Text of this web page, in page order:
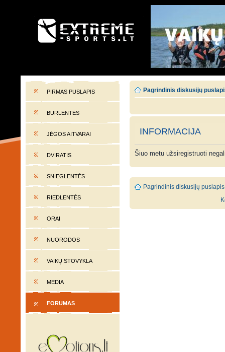
EXTREME-SPORTS.LT
PIRMAS PUSLAPIS
BURLENTĖS
JĖGOS AITVARAI
DVIRATIS
SNIEGLENTĖS
RIEDLENTĖS
ORAI
NUORODOS
VAIKŲ STOVYKLA
MEDIA
FORUMAS
Pagrindinis diskusijų
INFORMACIJA
Šiuo metu užsiregistruoti
Pagrindinis diskusijų puslapis